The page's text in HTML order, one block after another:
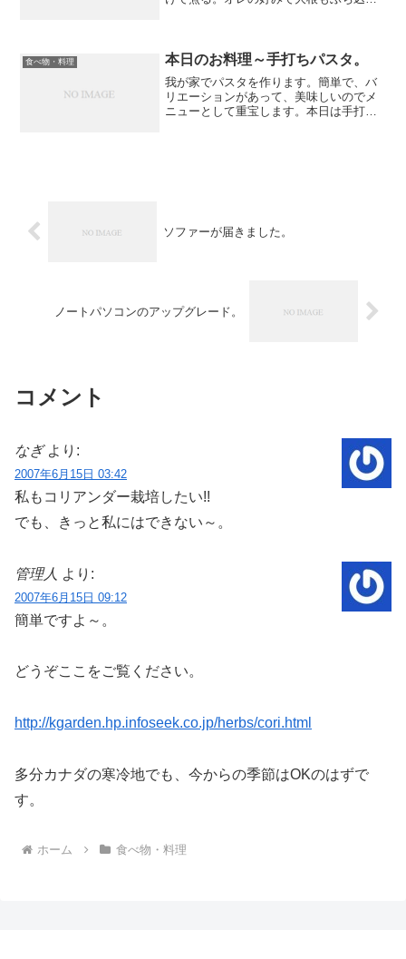
なるまで煮よう。実際、大根...
食べ物・料理 本日のお料理～手打ちパスタ。
我が家でパスタを作ります。簡単で、バ
リエーションがあって、美味しいのでメ
ニューとして重宝します。本日は手打ち
ソファーが届きました。
ノートパソコンのアップグレード。
コメント
なぎ より:
2007年6月15日 03:42
私もコリアンダー栽培したい!!
でも、きっと私にはできない～。
管理人 より:
2007年6月15日 09:12
簡単ですよ～。
どうぞここをご覧ください。
http://kgarden.hp.infoseek.co.jp/herbs/cori.html
多分カナダの寒冷地でも、今からの季節はOKのはずで
す。
ホーム 食べ物・料理